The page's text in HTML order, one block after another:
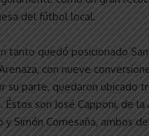
del fútbol local.
tanto quedó posicionado
con nueve
su parte, quedaron ubicado
Éstos son José Capponi, de la
y Simón Comesaña, ambos